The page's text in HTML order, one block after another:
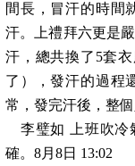
間長，冒汗的時間
汗。上禮拜六更是
汗，總共換了5套
了），發汗的過程
常，發完汗後，整
李璧如 上班吹冷
確。8月8日 13:02